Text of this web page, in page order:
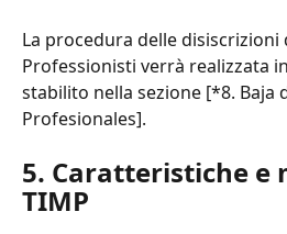
La procedura delle disiscrizioni
Professionisti verrà realizzata
stabilito nella sezione [*8. Baja
Profesionales].
5. Caratteristiche e
TIMP